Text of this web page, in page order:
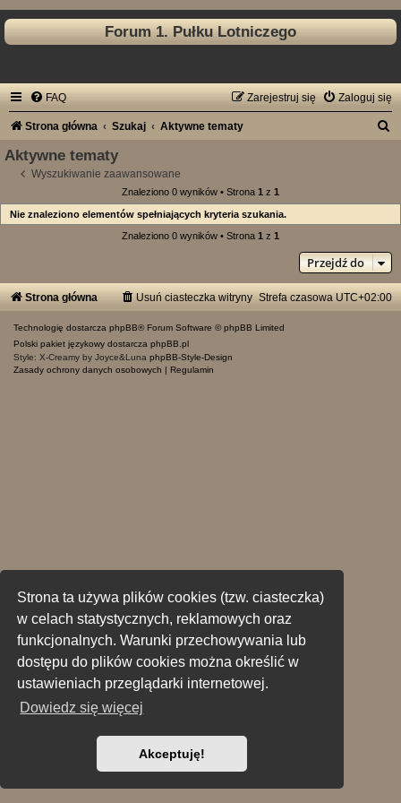
Strona ta używa plików cookies (tzw. ciasteczka)
w celach statystycznych, reklamowych oraz
funkcjonalnych. Warunki przechowywania lub
dostępu do plików cookies można określić w
ustawieniach przeglądarki internetowej.
Dowiedz się więcej
Akceptuję!
Forum 1. Pułku Lotniczego
FAQ Zaloguj się
Zarejestruj się
Strona główna Szukaj Aktywne tematy
Aktywne tematy
Wyszukiwanie zaawansowane
Znaleziono 0 wyników • Strona 1 z 1
Nie znaleziono elementów spełniających kryteria szukania.
Znaleziono 0 wyników • Strona 1 z 1
Przejdź do
Strona główna Strefa czasowa UTC+02:00
Usuń ciasteczka witryny
Technologię dostarcza phpBB® Forum Software © phpBB Limited
Polski pakiet językowy dostarcza phpBB.pl
Style: X-Creamy by Joyce&Luna phpBB-Style-Design
Zasady ochrony danych osobowych | Regulamin